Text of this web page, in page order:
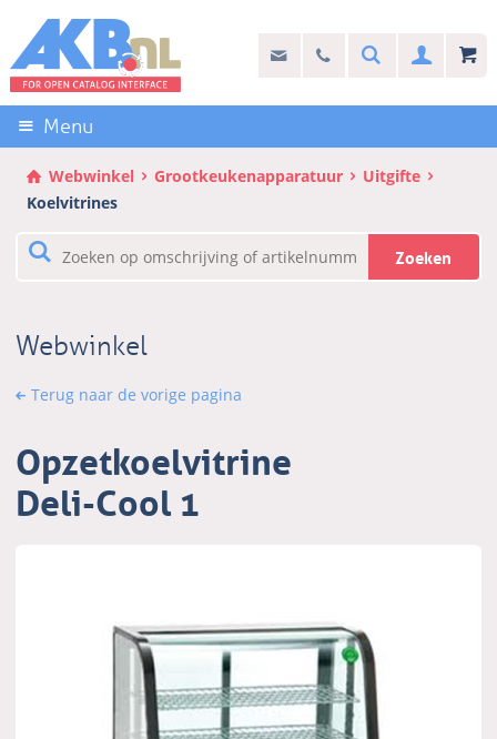
links
over
Direct
naar
de
inhoud
Direct
het
info@akb.nl
Stel uw vraag
030 69 50 814Search
Menu
Webwinkel Grootkeukenapparatuur
Uitgifte
Koelvitrines
Zoeken
Webwinkel
Terug naar de vorige pagina
Opzetkoelvitrine
Deli-Cool 1